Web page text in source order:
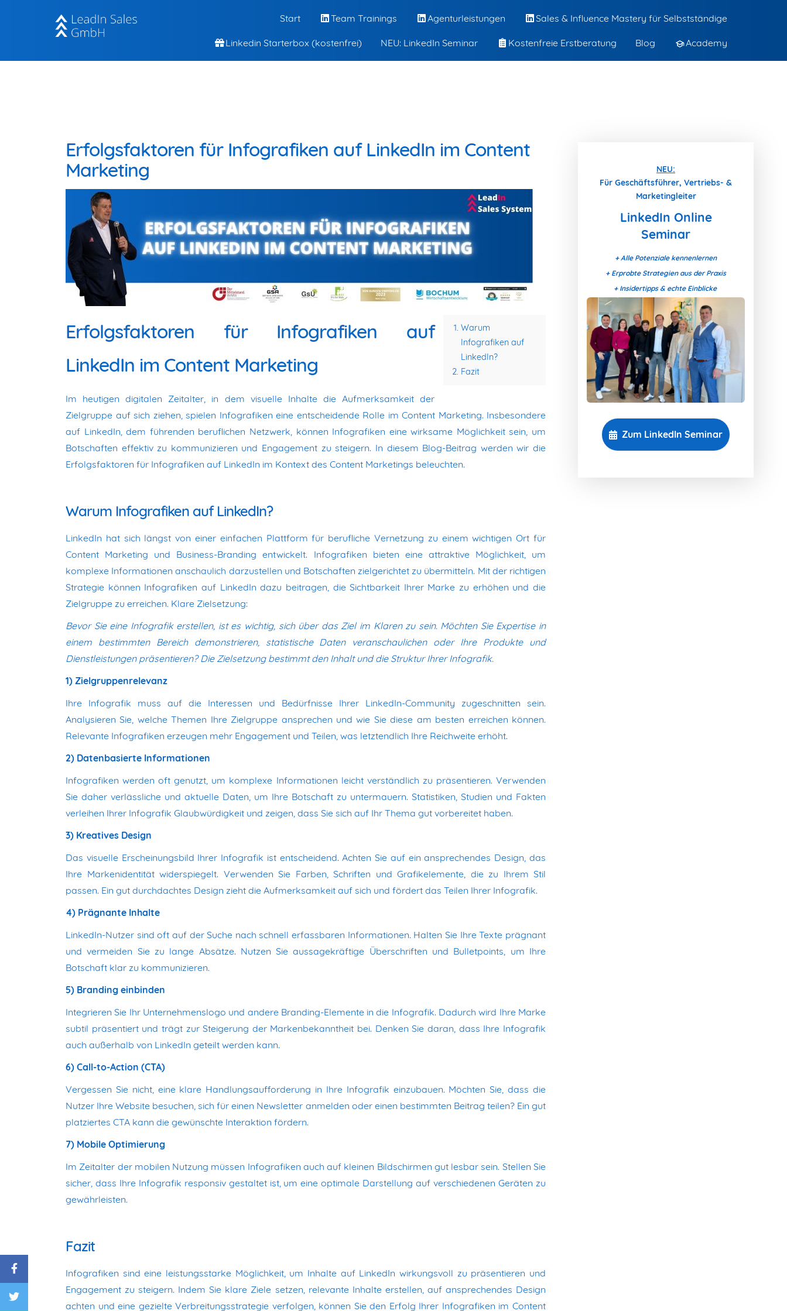
Start Team Trainings Agenturleistungen Sales & Influence Mastery für Selbstständige
Linkedin Starterbox (kostenfrei) NEU: LinkedIn Seminar Kostenfreie Erstberatung Blog Academy
Erfolgsfaktoren für Infografiken auf LinkedIn im Content
Marketing
Warum
Infografiken auf
LinkedIn?
Fazit
Erfolgsfaktoren für Infografiken auf
LinkedIn im Content Marketing
Im heutigen digitalen Zeitalter, in dem visuelle Inhalte die Aufmerksamkeit der
Zielgruppe auf sich ziehen, spielen Infografiken eine entscheidende Rolle im Content Marketing. Insbesondere
auf LinkedIn, dem führenden beruflichen Netzwerk, können Infografiken eine wirksame Möglichkeit sein, um
Botschaften effektiv zu kommunizieren und Engagement zu steigern. In diesem Blog-Beitrag werden wir die
Erfolgsfaktoren für Infografiken auf LinkedIn im Kontext des Content Marketings beleuchten.
Warum Infografiken auf LinkedIn?
LinkedIn hat sich längst von einer einfachen Plattform für berufliche Vernetzung zu einem wichtigen Ort für
Content Marketing und Business-Branding entwickelt. Infografiken bieten eine attraktive Möglichkeit, um
komplexe Informationen anschaulich darzustellen und Botschaften zielgerichtet zu übermitteln. Mit der richtigen
Strategie können Infografiken auf LinkedIn dazu beitragen, die Sichtbarkeit Ihrer Marke zu erhöhen und die
Zielgruppe zu erreichen. Klare Zielsetzung:
Bevor Sie eine Infografik erstellen, ist es wichtig, sich über das Ziel im Klaren zu sein. Möchten Sie Expertise in
einem bestimmten Bereich demonstrieren, statistische Daten veranschaulichen oder Ihre Produkte und
Dienstleistungen präsentieren? Die Zielsetzung bestimmt den Inhalt und die Struktur Ihrer Infografik.
1) Zielgruppenrelevanz
Ihre Infografik muss auf die Interessen und Bedürfnisse Ihrer LinkedIn-Community zugeschnitten sein.
Analysieren Sie, welche Themen Ihre Zielgruppe ansprechen und wie Sie diese am besten erreichen können.
Relevante Infografiken erzeugen mehr Engagement und Teilen, was letztendlich Ihre Reichweite erhöht.
2) Datenbasierte Informationen
Infografiken werden oft genutzt, um komplexe Informationen leicht verständlich zu präsentieren. Verwenden
Sie daher verlässliche und aktuelle Daten, um Ihre Botschaft zu untermauern. Statistiken, Studien und Fakten
verleihen Ihrer Infografik Glaubwürdigkeit und zeigen, dass Sie sich auf Ihr Thema gut vorbereitet haben.
3) Kreatives Design
Das visuelle Erscheinungsbild Ihrer Infografik ist entscheidend. Achten Sie auf ein ansprechendes Design, das
Ihre Markenidentität widerspiegelt. Verwenden Sie Farben, Schriften und Grafikelemente, die zu Ihrem Stil
passen. Ein gut durchdachtes Design zieht die Aufmerksamkeit auf sich und fördert das Teilen Ihrer Infografik.
4) Prägnante Inhalte
LinkedIn-Nutzer sind oft auf der Suche nach schnell erfassbaren Informationen. Halten Sie Ihre Texte prägnant
und vermeiden Sie zu lange Absätze. Nutzen Sie aussagekräftige Überschriften und Bulletpoints, um Ihre
Botschaft klar zu kommunizieren.
5) Branding einbinden
Integrieren Sie Ihr Unternehmenslogo und andere Branding-Elemente in die Infografik. Dadurch wird Ihre Marke
subtil präsentiert und trägt zur Steigerung der Markenbekanntheit bei. Denken Sie daran, dass Ihre Infografik
auch außerhalb von LinkedIn geteilt werden kann.
6) Call-to-Action (CTA)
Vergessen Sie nicht, eine klare Handlungsaufforderung in Ihre Infografik einzubauen. Möchten Sie, dass die
Nutzer Ihre Website besuchen, sich für einen Newsletter anmelden oder einen bestimmten Beitrag teilen? Ein gut
platziertes CTA kann die gewünschte Interaktion fördern.
7) Mobile Optimierung
Im Zeitalter der mobilen Nutzung müssen Infografiken auch auf kleinen Bildschirmen gut lesbar sein. Stellen Sie
sicher, dass Ihre Infografik responsiv gestaltet ist, um eine optimale Darstellung auf verschiedenen Geräten zu
gewährleisten.
Fazit
Infografiken sind eine leistungsstarke Möglichkeit, um Inhalte auf LinkedIn wirkungsvoll zu präsentieren und
Engagement zu steigern. Indem Sie klare Ziele setzen, relevante Inhalte erstellen, auf ansprechendes Design
achten und eine gezielte Verbreitungsstrategie verfolgen, können Sie den Erfolg Ihrer Infografiken im Content
NEU:
Für Geschäftsführer, Vertriebs- &
Marketingleiter
LinkedIn Online
Seminar
+ Alle Potenziale kennenlernen
+ Erprobte Strategien aus der Praxis
+ Insidertipps & echte Einblicke
Zum LinkedIn Seminar